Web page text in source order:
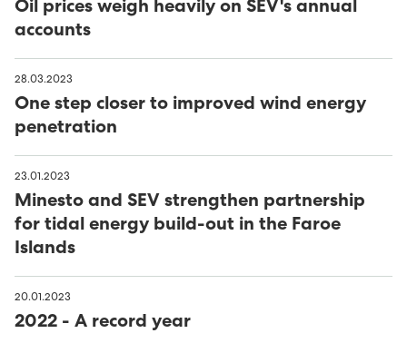
Oil prices weigh heavily on SEV's annual
accounts
28.03.2023
One step closer to improved wind energy
penetration
23.01.2023
Minesto and SEV strengthen partnership
for tidal energy build-out in the Faroe
Islands
20.01.2023
2022 - A record year